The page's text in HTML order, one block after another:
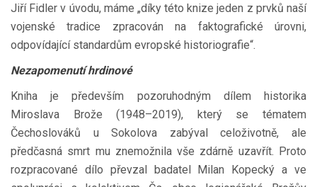
Jiří Fidler v úvodu, máme „díky této knize jeden z prvků naší
vojenské tradice zpracován na faktografické úrovni,
odpovídající standardům evropské historiografie“.
Nezapomenutí hrdinové
Kniha je především pozoruhodným dílem historika
Miroslava Brože (1948–2019), který se tématem
Čechoslováků u Sokolova zabýval celoživotně, ale
předčasná smrt mu znemožnila vše zdárně uzavřít. Proto
rozpracované dílo převzal badatel Milan Kopecký a ve